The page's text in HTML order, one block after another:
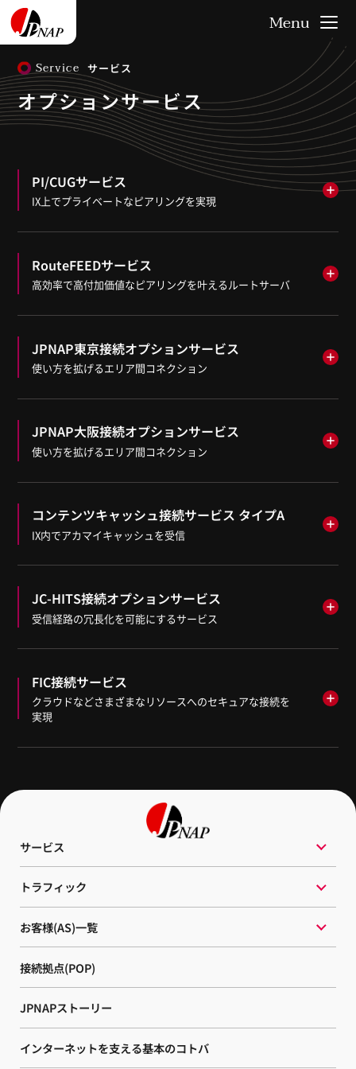
Service サービス
オプションサービス
PI/CUGサービス
IX上でプライベートなピアリングを実現
RouteFEEDサービス
高効率で高付加価値なピアリングを叶えるルートサーバ
JPNAP東京接続オプションサービス
使い方を拡げるエリア間コネクション
JPNAP大阪接続オプションサービス
使い方を拡げるエリア間コネクション
コンテンツキャッシュ接続サービス タイプA
IX内でアカマイキャッシュを受信
JC-HITS接続オプションサービス
受信経路の冗長化を可能にするサービス
FIC接続サービス
クラウドなどさまざまなリソースへのセキュアな接続を
実現
サービス
トラフィック
お客様(AS)一覧
接続拠点(POP)
JPNAPストーリー
インターネットを支える基本のコトバ